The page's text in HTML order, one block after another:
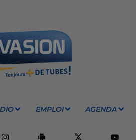
EMPLOI AGENDA